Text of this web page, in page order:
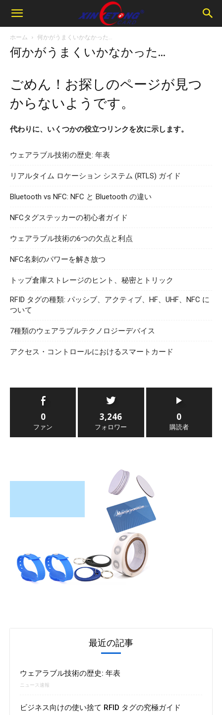
ホーム 何かがうまくいかなかった…
何かがうまくいかなかった…
ごめん！お探しのページが見つ
からないようです。
代わりに、いくつかの役立つリンクを次に示します。
ウェアラブル技術の歴史: 年表
リアルタイム ロケーション システム (RTLS) ガイド
Bluetooth vs NFC: NFC と Bluetooth の違い
NFCタグステッカーの初心者ガイド
ウェアラブル技術の6つの欠点と利点
NFC名刺のパワーを解き放つ
トップ倉庫ストレージのヒント、秘密とトリック
RFID タグの種類: パッシブ、アクティブ、HF、UHF、NFC に
ついて
7種類のウェアラブルテクノロジーデバイス
アクセス・コントロールにおけるスマートカード
0
ファン
3,246
フォロワー
0
購読者
最近の記事
ウェアラブル技術の歴史: 年表
ニュース速報
ビジネス向けの使い捨て RFID タグの究極ガイド